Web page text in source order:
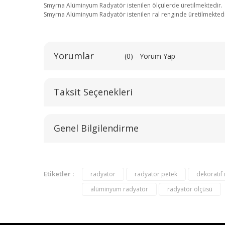
Smyrna Alüminyum Radyatör istenilen ölçülerde üretilmektedir.
Smyrna Alüminyum Radyatör istenilen ral renginde
Yorumlar (0) - Yorum Yap
Taksit Seçenekleri
Genel Bilgilendirme
Etiketler : radyatör radyatör petek dekoratif
alüminyum radyatör
radyatör ölçüsü